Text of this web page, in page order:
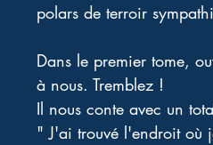
polars de terroir
Dans le premier tome,
à nous. Tremblez !
Il nous conte avec un
" J'ai trouvé l'endroit où